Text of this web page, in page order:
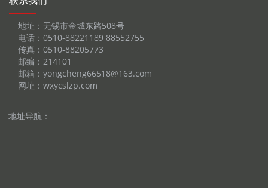
地址：无锡市金城东路508号
电话：0510-88221189 88552755
传真：0510-88205773
邮编：214101
邮箱：yongcheng66518@163.com
网址：wxycslzp.com
地址导航：